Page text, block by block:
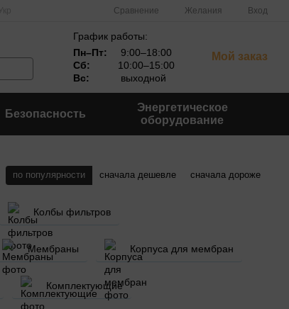
Сравнение Желания Вход
График работы:
Пн–Пт:
9:00–18:00
Сб:
10:00–15:00
Вс:
выходной
Мой заказ
Безопасность
Энергетическое
оборудование
по популярности сначала дешевле сначала дороже
Колбы фильтров
Мембраны Корпуса для мембран
Комплектующие